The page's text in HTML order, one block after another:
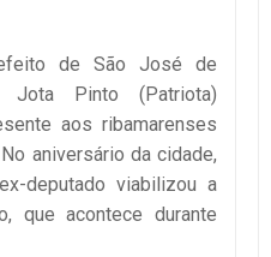
de São José de
Jota Pinto (Patriota)
aos ribamarenses
aniversário da cidade,
deputado viabilizou a
que acontece durante